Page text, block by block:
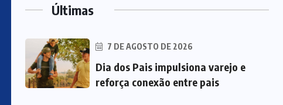
Últimas
7 DE AGOSTO DE 2026
Dia dos Pais impulsiona varejo e
reforça conexão entre pais